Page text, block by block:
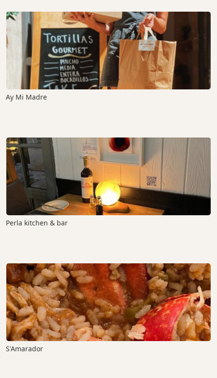
Ay Mi Madre
Perla kitchen & bar
S'Amarador